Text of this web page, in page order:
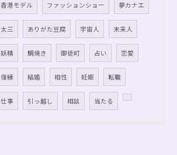
香港モデル ファッションショー 夢カナエ
太三 ありがた豆腐 宇宙人 未来人
妖精 鯛焼き 御徒町 占い 恋愛
復縁 結婚 相性 妊娠 転職
仕事 引っ越し 相談 当たる